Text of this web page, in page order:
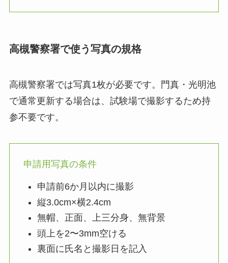
高槻警察署で使う写真の規格
高槻警察署では写真1枚が必要です。門真・光明池
で通常更新する場合は、試験場で撮影するため持
参不要です。
申請用写真の条件
申請前6か月以内に撮影
縦3.0cm×横2.4cm
無帽、正面、上三分身、無背景
頭上を2〜3mm空ける
裏面に氏名と撮影日を記入